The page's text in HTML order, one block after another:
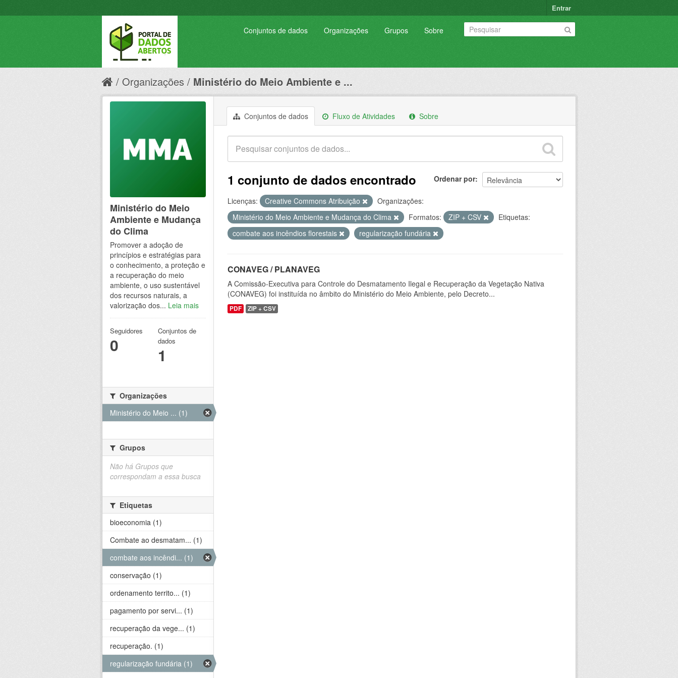
Entrar
Conjuntos de dados Organizações Grupos Sobre
Organizações Ministério do Meio Ambiente e ...
Conjuntos de dados Fluxo de Atividades Sobre
Ordenar por
1 conjunto de dados encontrado
Licenças: Creative Commons Atribuição
Organizações:
Ministério do Meio Ambiente e Mudança do Clima
Formatos: ZIP + CSV
Etiquetas:
combate aos incêndios florestais
regularização fundária
CONAVEG / PLANAVEG
A Comissão-Executiva para Controle do Desmatamento Ilegal e Recuperação da Vegetação Nativa
(CONAVEG) foi instituída no âmbito do Ministério do Meio Ambiente, pelo Decreto...
PDF ZIP + CSV
Ministério do Meio
Ambiente e Mudança
do Clima
Promover a adoção de
princípios e estratégias para
o conhecimento, a proteção e
a recuperação do meio
ambiente, o uso sustentável
dos recursos naturais, a
valorização dos... Leia mais
Seguidores
0
Conjuntos de
dados
1
Organizações
Ministério do Meio ... (1)
Grupos
Não há Grupos que
correspondam a essa busca
Etiquetas
bioeconomia (1)
Combate ao desmatam... (1)
combate aos incêndi... (1)
conservação (1)
ordenamento territo... (1)
pagamento por servi... (1)
recuperação da vege... (1)
recuperação. (1)
regularização fundária (1)